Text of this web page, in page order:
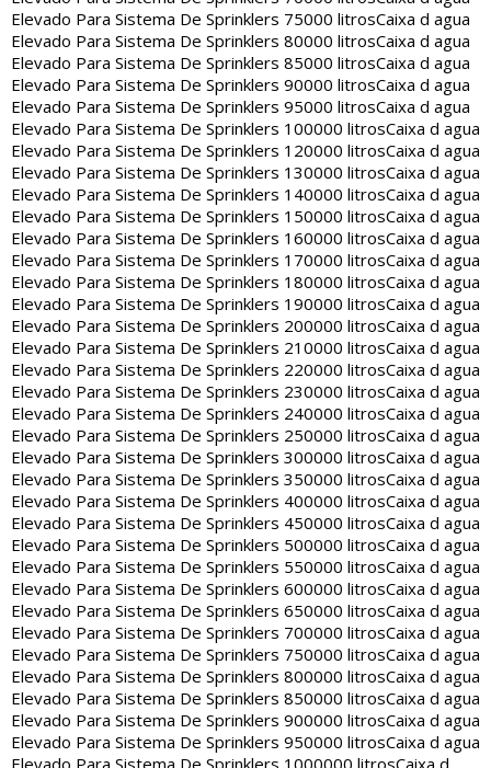
Elevado Para Sistema De Sprinklers 75000 litrosCaixa d agua
Elevado Para Sistema De Sprinklers 80000 litrosCaixa d agua
Elevado Para Sistema De Sprinklers 85000 litrosCaixa d agua
Elevado Para Sistema De Sprinklers 90000 litrosCaixa d agua
Elevado Para Sistema De Sprinklers 95000 litrosCaixa d agua
Elevado Para Sistema De Sprinklers 100000 litrosCaixa d agua
Elevado Para Sistema De Sprinklers 120000 litrosCaixa d agua
Elevado Para Sistema De Sprinklers 130000 litrosCaixa d agua
Elevado Para Sistema De Sprinklers 140000 litrosCaixa d agua
Elevado Para Sistema De Sprinklers 150000 litrosCaixa d agua
Elevado Para Sistema De Sprinklers 160000 litrosCaixa d agua
Elevado Para Sistema De Sprinklers 170000 litrosCaixa d agua
Elevado Para Sistema De Sprinklers 180000 litrosCaixa d agua
Elevado Para Sistema De Sprinklers 190000 litrosCaixa d agua
Elevado Para Sistema De Sprinklers 200000 litrosCaixa d agua
Elevado Para Sistema De Sprinklers 210000 litrosCaixa d agua
Elevado Para Sistema De Sprinklers 220000 litrosCaixa d agua
Elevado Para Sistema De Sprinklers 230000 litrosCaixa d agua
Elevado Para Sistema De Sprinklers 240000 litrosCaixa d agua
Elevado Para Sistema De Sprinklers 250000 litrosCaixa d agua
Elevado Para Sistema De Sprinklers 300000 litrosCaixa d agua
Elevado Para Sistema De Sprinklers 350000 litrosCaixa d agua
Elevado Para Sistema De Sprinklers 400000 litrosCaixa d agua
Elevado Para Sistema De Sprinklers 450000 litrosCaixa d agua
Elevado Para Sistema De Sprinklers 500000 litrosCaixa d agua
Elevado Para Sistema De Sprinklers 550000 litrosCaixa d agua
Elevado Para Sistema De Sprinklers 600000 litrosCaixa d agua
Elevado Para Sistema De Sprinklers 650000 litrosCaixa d agua
Elevado Para Sistema De Sprinklers 700000 litrosCaixa d agua
Elevado Para Sistema De Sprinklers 750000 litrosCaixa d agua
Elevado Para Sistema De Sprinklers 800000 litrosCaixa d agua
Elevado Para Sistema De Sprinklers 850000 litrosCaixa d agua
Elevado Para Sistema De Sprinklers 900000 litrosCaixa d agua
Elevado Para Sistema De Sprinklers 950000 litrosCaixa d agua